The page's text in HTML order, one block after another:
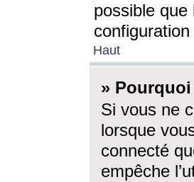
possible
Haut
»
Si vous ne
lorsque
connecté
empêche